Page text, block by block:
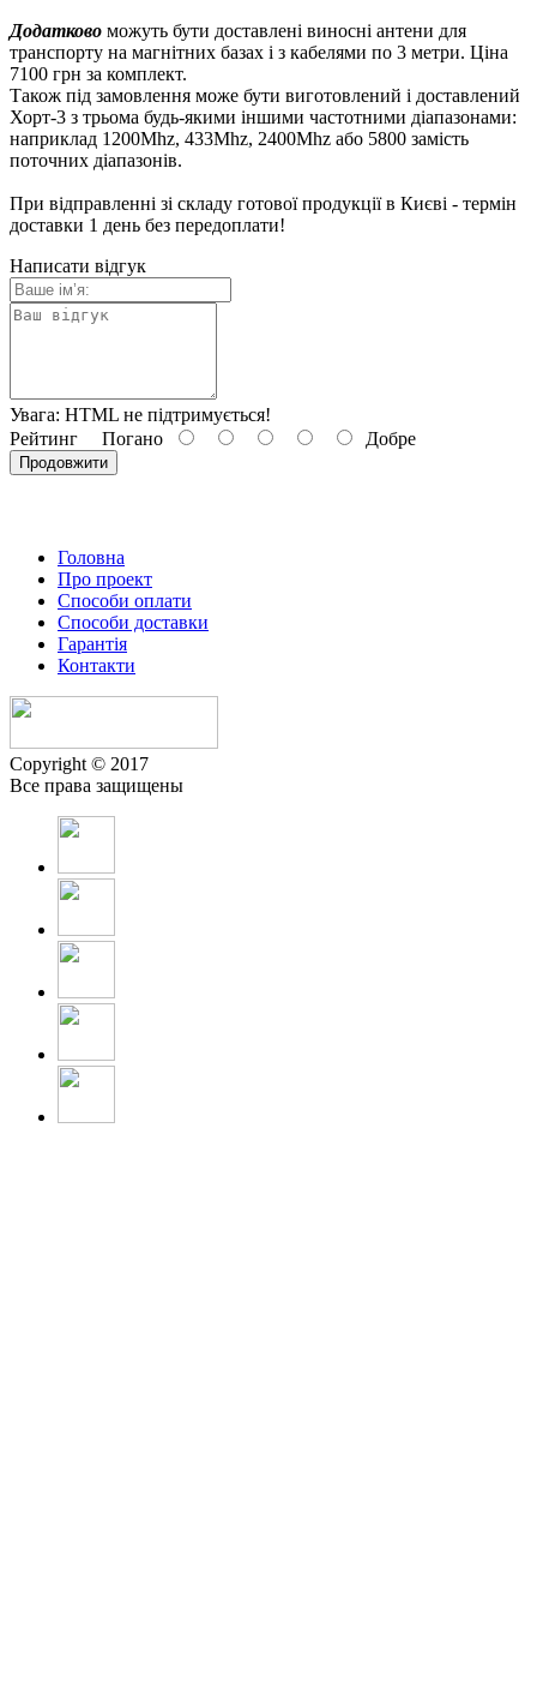
Додатково можуть бути доставлені виносні антени для
транспорту на магнітних базах і з кабелями по 3 метри. Ціна
7100 грн за комплект.
Також під замовлення може бути виготовлений і доставлений
Хорт-3 з трьома будь-якими іншими частотними діапазонами:
наприклад 1200Mhz, 433Mhz, 2400Mhz або 5800 замість
поточних діапазонів.
При відправленні зі складу готової продукції в Києві - термін
доставки 1 день без передоплати!
Написати відгук
Увага: HTML не підтримується!
Рейтинг Погано Добре
Продовжити
Головна
Про проект
Способи оплати
Способи доставки
Гарантiя
Контакти
Copyright © 2017
Все права защищены